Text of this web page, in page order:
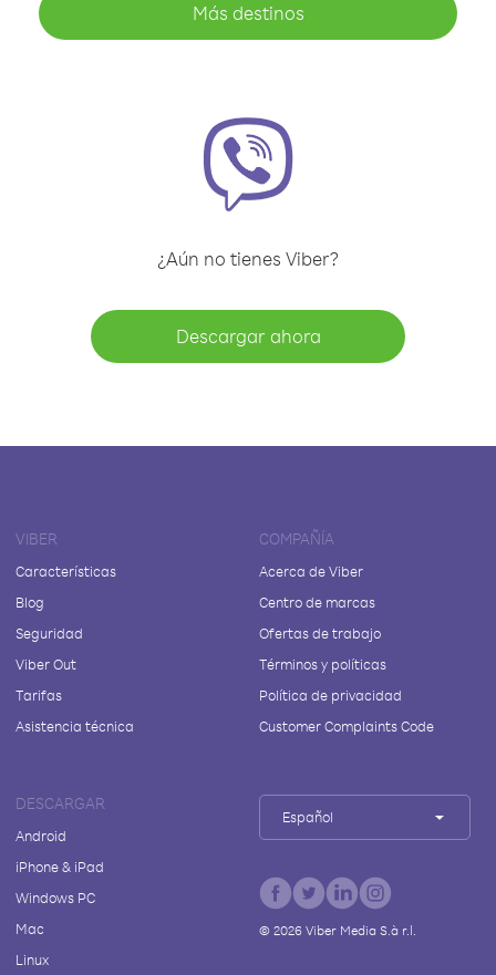
Más destinos
¿Aún no tienes Viber?
Descargar ahora
VIBER
Características
Blog
Seguridad
Viber Out
Tarifas
Asistencia técnica
COMPAÑÍA
Acerca de Viber
Centro de marcas
Ofertas de trabajo
Términos y políticas
Política de privacidad
Customer Complaints Code
DESCARGAR
Android
iPhone & iPad
Windows PC
Mac
Linux
Español
© 2026Viber Media S.à r.l.